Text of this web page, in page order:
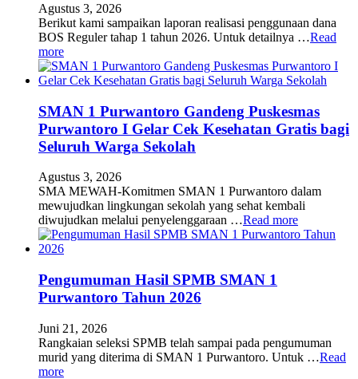
Agustus 3, 2026
Berikut kami sampaikan laporan realisasi penggunaan dana
BOS Reguler tahap 1 tahun 2026. Untuk detailnya …Read
more
SMAN 1 Purwantoro Gandeng Puskesmas
Purwantoro I Gelar Cek Kesehatan Gratis bagi
Seluruh Warga Sekolah
Agustus 3, 2026
SMA MEWAH-Komitmen SMAN 1 Purwantoro dalam
mewujudkan lingkungan sekolah yang sehat kembali
diwujudkan melalui penyelenggaraan …Read more
Pengumuman Hasil SPMB SMAN 1
Purwantoro Tahun 2026
Juni 21, 2026
Rangkaian seleksi SPMB telah sampai pada pengumuman
murid yang diterima di SMAN 1 Purwantoro. Untuk …Read
more